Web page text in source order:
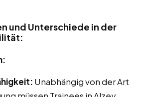
und Unterschiede in der
Unabhängig von der Art